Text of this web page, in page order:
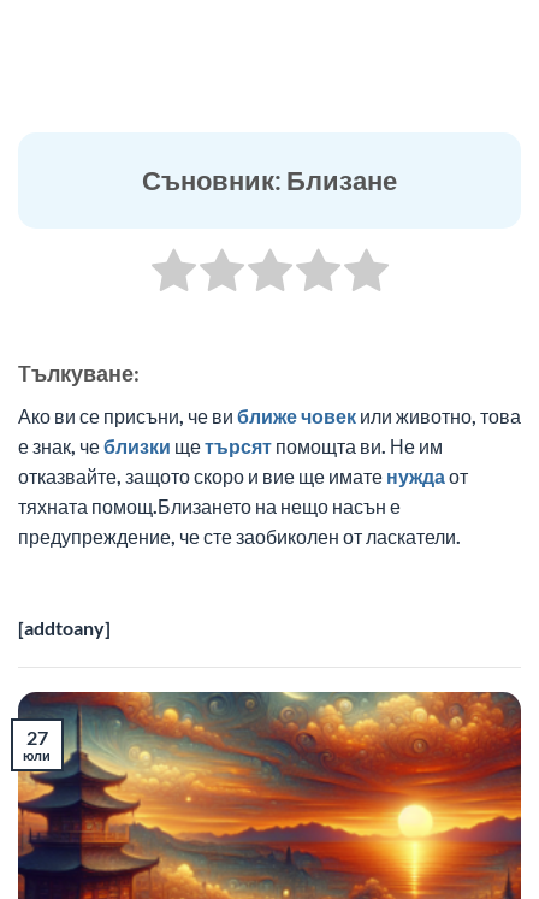
Съновник: Близане
Tълкуване:
Ако ви се присъни, че ви ближечовек или животно, това
е знак, чеблизки щетърсят помощта ви. Не им
отказвайте, защото скоро и вие ще имате нуждаот
тяхната помощ.Близането на нещо насън е
предупреждение, че сте заобиколен от ласкатели.
[addtoany]
27
юли